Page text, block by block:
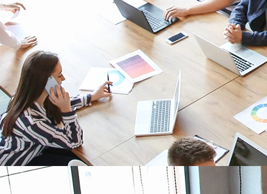
20 ANS
d’expertise pour vous accompagner, du diagnostic à la mise en
votre solution
En savoir plus
5 MILLIONS
d’objets connectés vendus parmi notre gamme complète de
capteurs multi-réseaux IoT
En savoir plus
3 CLICS
pour
configurer et maintenir